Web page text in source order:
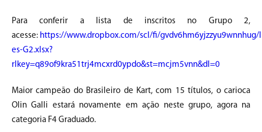
Para conferir a lista de inscritos no Grupo 2,
acesse: https://www.dropbox.com/scl/fi/gvdv6hm6yjzzyu9wnnhug/
es-G2.xlsx?
rlkey=q89of9kra51trj4mcxrd0ypdo&st=mcjm5vnn&dl=0
Maior campeão do Brasileiro de Kart, com 15 títulos, o carioca
Olin Galli estará novamente em ação neste grupo, agora na
categoria F4 Graduado.